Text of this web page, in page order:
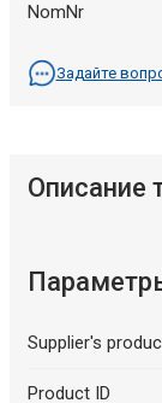
NomNr
Задайте
Описание
Supplier's
Product ID